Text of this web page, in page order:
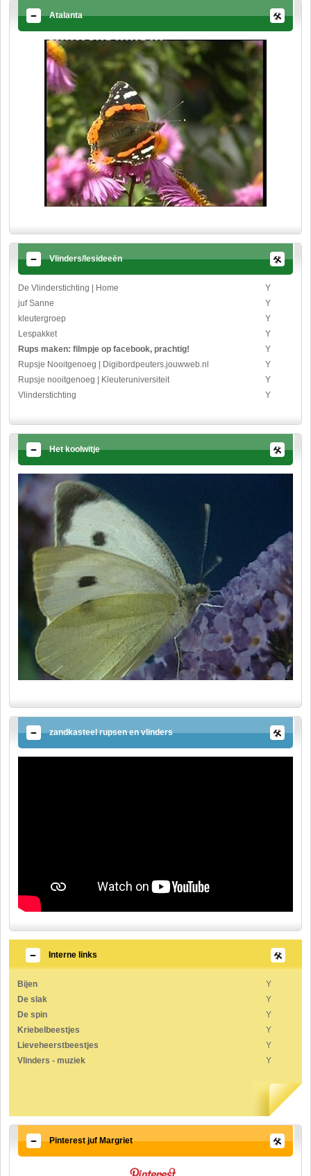
Atalanta
Vlinders/lesideeën
De Vlinderstichting | Home
Y
juf Sanne
Y
kleutergroep
Y
Lespakket
Y
Rups maken: filmpje op facebook, prachtig!
Y
Rupsje Nooitgenoeg | Digibordpeuters.jouwweb.nl
Y
Rupsje nooitgenoeg | Kleuteruniversiteit
Y
Vlinderstichting
Y
Het koolwitje
zandkasteel rupsen en vlinders
Interne links
Bijen
Y
De slak
Y
De spin
Y
Kriebelbeestjes
Y
Lieveheerstbeestjes
Y
Vlinders - muziek
Y
Pinterest juf Margriet